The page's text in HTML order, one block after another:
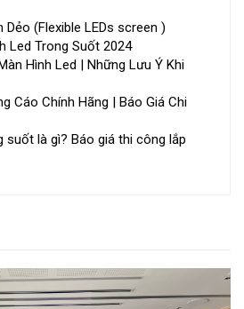
Dẻo (Flexible LEDs screen )
Led Trong Suốt 2024
Hình Led | Những Lưu Ý Khi
Cáo Chính Hãng | Báo Giá Chi
suốt là gì? Báo giá thi công lắp